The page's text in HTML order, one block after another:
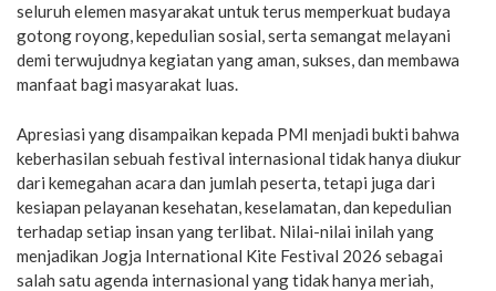
seluruh elemen masyarakat untuk terus memperkuat budaya
gotong royong, kepedulian sosial, serta semangat melayani
demi terwujudnya kegiatan yang aman, sukses, dan membawa
manfaat bagi masyarakat luas.
Apresiasi yang disampaikan kepada PMI menjadi bukti bahwa
keberhasilan sebuah festival internasional tidak hanya diukur
dari kemegahan acara dan jumlah peserta, tetapi juga dari
kesiapan pelayanan kesehatan, keselamatan, dan kepedulian
terhadap setiap insan yang terlibat. Nilai-nilai inilah yang
menjadikan Jogja International Kite Festival 2026 sebagai
salah satu agenda internasional yang tidak hanya meriah,